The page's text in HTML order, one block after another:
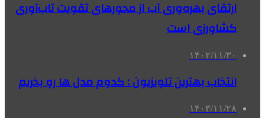
ارتقای بهره‌وری آب از محورهای تقویت تاب‌آوری
کشاورزی است
۱۴۰۲/۱۱/۳۰
انتخاب بهترین تلویزیون : کدوم مدل ها رو بخریم
۱۴۰۳/۱۱/۲۸